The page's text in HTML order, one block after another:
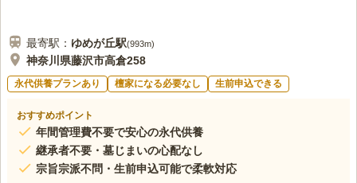
最寄駅： ゆめが丘駅(993m)
神奈川県藤沢市高倉258
永代供養プランあり 檀家になる必要なし 生前申込できる
おすすめポイント
年間管理費不要で安心の永代供養
継承者不要・墓じまいの心配なし
宗旨宗派不問・生前申込可能で柔軟対応